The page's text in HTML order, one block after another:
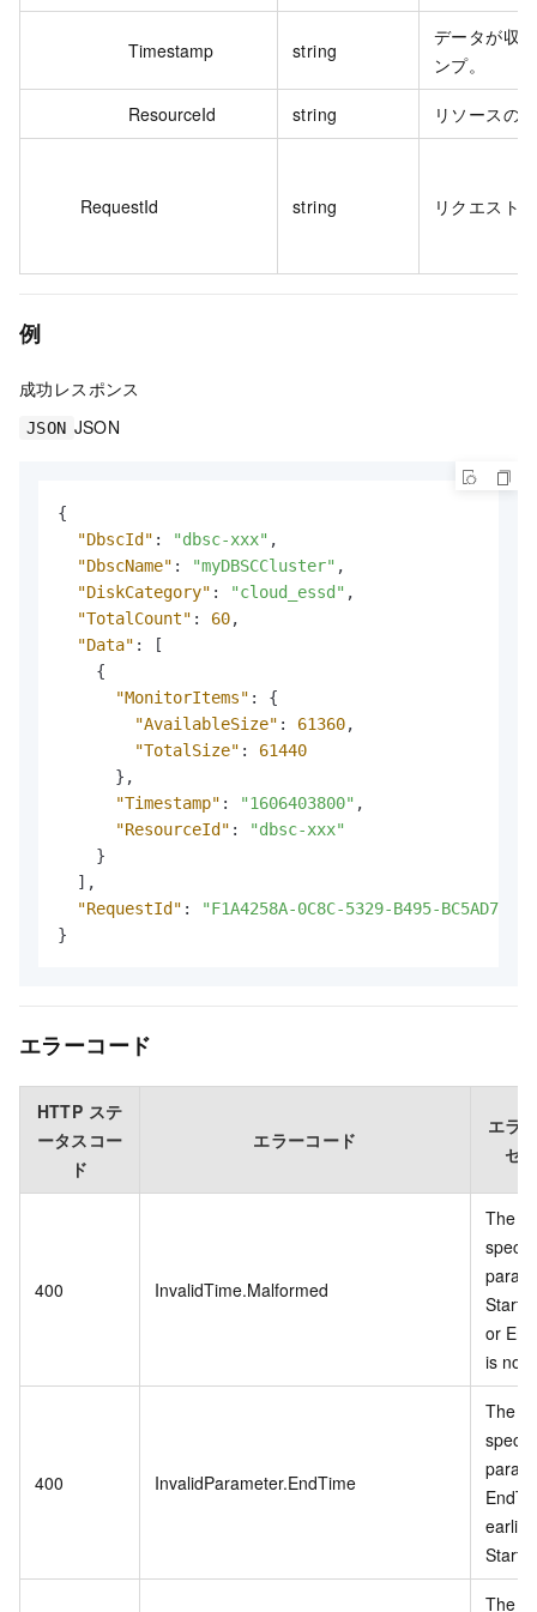
Timestamp string
データが収
ンプ。
ResourceId string リソースの
RequestId string リクエスト
例
成功レスポンス
JSON JSON
{
"DbscId" : "dbsc-xxx" ,
"DbscName" : "myDBSCCluster" ,
"DiskCategory" : "cloud_essd" ,
"TotalCount" : 60,
"Data" :
[
{
"MonitorItems" :
{
"AvailableSize" : 61360,
"TotalSize" :
61440
} ,
"Timestamp" : "1606403800" ,
"ResourceId" :
"dbsc-xxx"
}
] ,
"RequestId" :
"F1A4258A-0C8C-5329-B495-
}
エラーコード
HTTP ステ
ータスコー
ド
エラーコード
エラ
セ
400 InvalidTime.Malformed
The
or
is not
400 InvalidParameter.EndTime
The
The